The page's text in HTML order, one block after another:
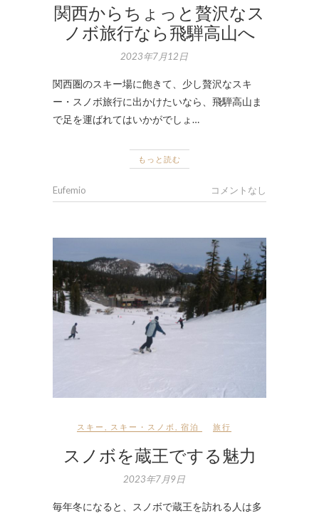
関西からちょっと贅沢なス
ノボ旅行なら飛騨高山へ
2023年7月12日
関西圏のスキー場に飽きて、少し贅沢なスキ
ー・スノボ旅行に出かけたいなら、飛騨高山ま
で足を運ばれてはいかがでしょ…
もっと読む
Eufemio コメントなし
スキー スキー・スノボ 宿泊 旅行
スノボを蔵王でする魅力
2023年7月9日
毎年冬になると、スノボで蔵王を訪れる人は多